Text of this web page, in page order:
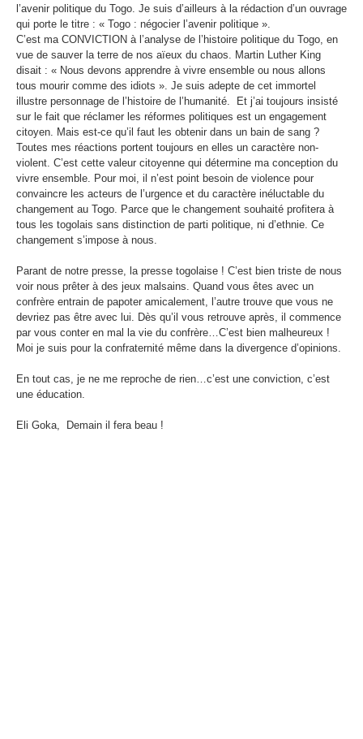
l’avenir politique du Togo. Je suis d’ailleurs à la rédaction d’un ouvrage
qui porte le titre : « Togo : négocier l’avenir politique ».
C’est ma CONVICTION à l’analyse de l’histoire politique du Togo, en
vue de sauver la terre de nos aïeux du chaos. Martin Luther King
disait : « Nous devons apprendre à vivre ensemble ou nous allons
tous mourir comme des idiots ». Je suis adepte de cet immortel
illustre personnage de l’histoire de l’humanité. Et j’ai toujours insisté
sur le fait que réclamer les réformes politiques est un engagement
citoyen. Mais est-ce qu’il faut les obtenir dans un bain de sang ?
Toutes mes réactions portent toujours en elles un caractère non-
violent. C’est cette valeur citoyenne qui détermine ma conception du
vivre ensemble. Pour moi, il n’est point besoin de violence pour
convaincre les acteurs de l’urgence et du caractère inéluctable du
changement au Togo. Parce que le changement souhaité profitera à
tous les togolais sans distinction de parti politique, ni d’ethnie. Ce
changement s’impose à nous.
Parant de notre presse, la presse togolaise ! C’est bien triste de nous
voir nous prêter à des jeux malsains. Quand vous êtes avec un
confrère entrain de papoter amicalement, l’autre trouve que vous ne
devriez pas être avec lui. Dès qu’il vous retrouve après, il commence
par vous conter en mal la vie du confrère…C’est bien malheureux !
Moi je suis pour la confraternité même dans la divergence d’opinions.
En tout cas, je ne me reproche de rien…c’est une conviction, c’est
une éducation.
Eli Goka, Demain il fera beau !